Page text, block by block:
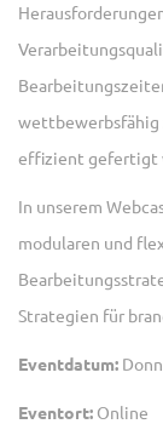
wettbewerbsfähig
effizient gefertigt
In unserem
modularen und
Strategien für
Eventdatum:
Eventort: Online